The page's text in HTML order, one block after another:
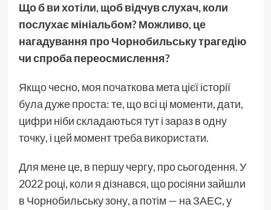
Що б ви хотіли, щоб відчув слухач, коли
послухає мініальбом? Можливо, це
нагадування про Чорнобильську трагедію
чи спроба переосмислення?
Якщо чесно, моя початкова мета цієї історії
була дуже проста: те, що всі ці моменти, дати,
цифри ніби складаються тут і зараз в одну
точку, і цей момент треба використати.
Для мене це, в першу чергу, про сьогодення. У
2022 році, коли я дізнався, що росіяни зайшли
в Чорнобильську зону, а потім — на ЗАЕС, у